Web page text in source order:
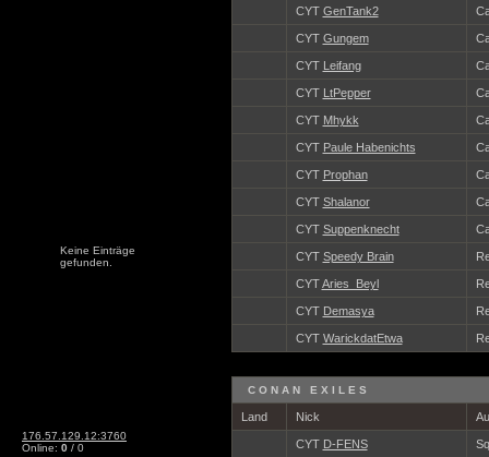
Keine Einträge
gefunden.
176.57.129.12:3760
Online: 0 / 0
CYT GenTank2
CYT Gungem
CYT Leifang
CYT LtPepper
CYT Mhykk
CYT Paule Habenichts
CYT Prophan
CYT Shalanor
CYT Suppenknecht
CYT Speedy Brain
CYTAries_Beyl
CYT Demasya
CYT WarickdatEtwa
CONAN EXILES
Land Nick
CYT D-FENS